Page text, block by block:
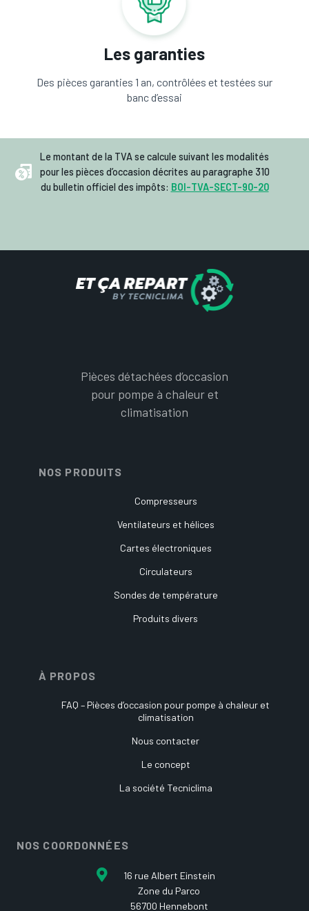
Les garanties
Des pièces garanties 1 an, contrôlées et testées sur
banc d’essai
Le montant de la TVA se calcule suivant les modalités
pour les pièces d’occasion décrites au paragraphe 310
du bulletin officiel des impôts: BOI-TVA-SECT-90-20
Pièces détachées d’occasion
pour pompe à chaleur et
climatisation
NOS PRODUITS
Compresseurs
Ventilateurs et hélices
Cartes électroniques
Circulateurs
Sondes de température
Produits divers
À PROPOS
FAQ – Pièces d’occasion pour pompe à chaleur et
climatisation
Nous contacter
Le concept
La société Tecniclima
NOS COORDONNÉES
16 rue Albert Einstein
Zone du Parco
56700 Hennebont